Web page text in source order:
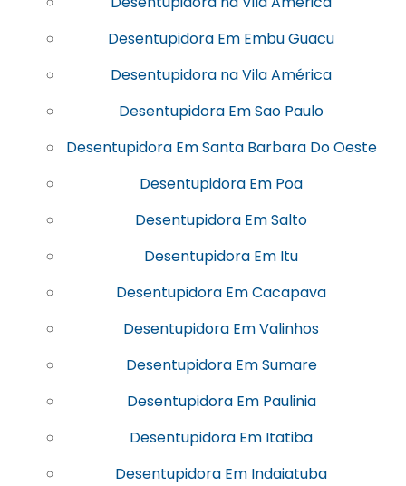
Desentupidora Em Embu Guacu
Desentupidora na Vila América
Desentupidora Em Sao Paulo
Desentupidora Em Santa Barbara Do Oeste
Desentupidora Em Poa
Desentupidora Em Salto
Desentupidora Em Itu
Desentupidora Em Cacapava
Desentupidora Em Valinhos
Desentupidora Em Sumare
Desentupidora Em Paulinia
Desentupidora Em Itatiba
Desentupidora Em Indaiatuba